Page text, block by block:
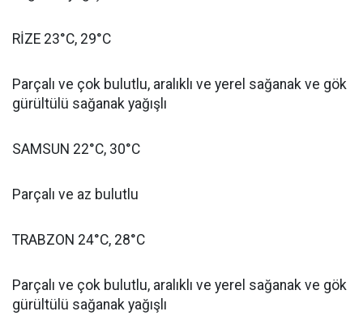
RİZE 23°C, 29°C
Parçalı ve çok bulutlu, aralıklı ve yerel sağanak ve gök
gürültülü sağanak yağışlı
SAMSUN 22°C, 30°C
Parçalı ve az bulutlu
TRABZON 24°C, 28°C
Parçalı ve çok bulutlu, aralıklı ve yerel sağanak ve gök
gürültülü sağanak yağışlı